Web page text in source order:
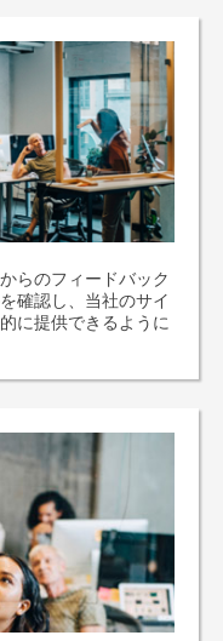
らのフィードバック
確認し、当社のサイ
に提供できるように